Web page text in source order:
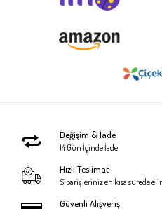
Değişim & İade
14 Gün İçinde İade
Hızlı Teslimat
Siparişleriniz en kısa sürede
Güvenli Alışveriş